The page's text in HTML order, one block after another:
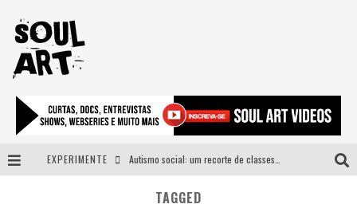
EXPERIMENTE
A subida da rampa é diferente!
TAGGED